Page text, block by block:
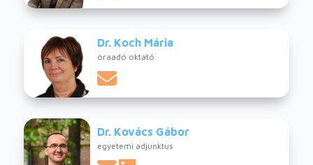
Dr. Koch Mária
óraadó oktató
Dr. Kovács Gábor
egyetemi adjunktus